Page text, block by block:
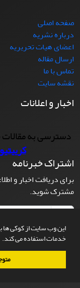
این وب سایت از کوکی ها
خدمات استفاده می کند.
صفحه اصلی
درباره نشریه
اعضای هیات تحریریه
ارسال مقاله
تماس با ما
نقشه سایت
اخبار و اعلانات
دسترسی به مقالات
اشتراک خبرنامه
برای دریافت اخبار و
مشترک شوید.